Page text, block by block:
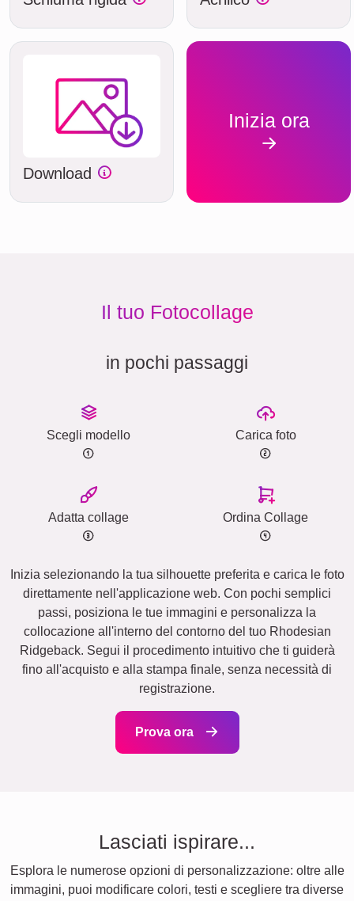
Download
Inizia ora
Il tuo Fotocollage
in pochi passaggi
Scegli modello Carica foto
Adatta collage Ordina Collage
Inizia selezionando la tua silhouette preferita e carica le foto
direttamente nell'applicazione web. Con pochi semplici
passi, posiziona le tue immagini e personalizza la
collocazione all'interno del contorno del tuo Rhodesian
Ridgeback. Segui il procedimento intuitivo che ti guiderà
fino all'acquisto e alla stampa finale, senza necessità di
registrazione.
Prova ora
Lasciati ispirare...
Esplora le numerose opzioni di personalizzazione: oltre alle
immagini, puoi modificare colori, testi e scegliere tra diverse